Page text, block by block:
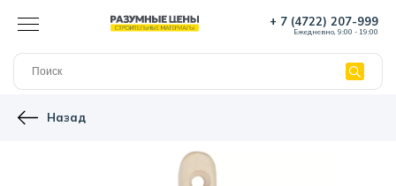
+ 7 (4722) 207-999
Ежедневно, 9:00 - 19:00
Назад